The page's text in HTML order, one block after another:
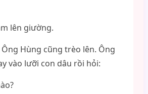
lên giường.
Hùng cũng trèo lên. Ông
vào lưỡi con dâu rồi hỏi: